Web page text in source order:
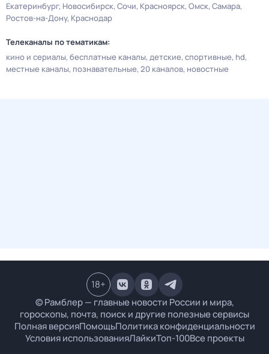
Екатеринбург Новосибирск Сочи Красноярск Омск Самара
Ростов-на-Дону Краснодар
Телеканалы по тематикам:
кино и сериалы бесплатные каналы детские спортивные hd
местные каналы познавательные 20 каналов новостные
© Рамблер — главные новости России и мира,
гороскопы, почта, поиск и другие полезные сервисы
Полная версияПомощьПолитика конфиденциальности
Условия использованияЛайкиТоп-100Все проекты
18+